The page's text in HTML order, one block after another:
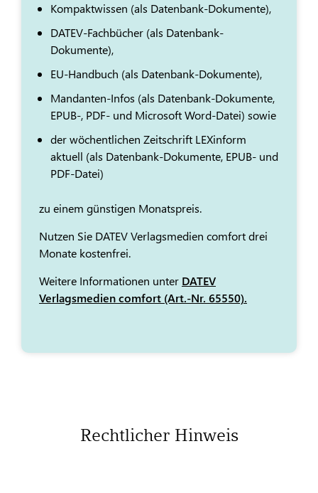
Kompaktwissen (als Datenbank-Dokumente),
DATEV-Fachbücher (als Datenbank-
Dokumente),
EU-Handbuch (als Datenbank-Dokumente),
Mandanten-Infos (als Datenbank-Dokumente,
EPUB-, PDF- und Microsoft Word-Datei) sowie
der wöchentlichen Zeitschrift LEXinform
aktuell (als Datenbank-Dokumente, EPUB- und
PDF-Datei)
zu einem günstigen Monatspreis.
Nutzen Sie DATEV Verlagsmedien comfort drei
Monate kostenfrei.
Weitere Informationen unter DATEV
Verlagsmedien comfort (Art.-Nr. 65550).
Rechtlicher Hinweis